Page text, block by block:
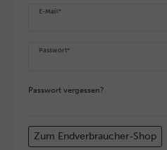
E-Mail*
Passwort*
Passwort vergessen?
Zum Endverbraucher-Shop